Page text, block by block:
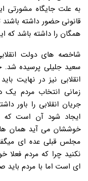
به علت جایگاه مشورتی
قانونی حضور داشته
همگان را داشته باشد که
شاخصه های دولت
سعید جلیلی پرسیده
انقلابی نیز در نهایت
زمانی انتخاب مردم یک
جریان انقلابی را باور
ایجاد شود آن است که
خوششان می آید همان ها
مجلس قبلی عده ای
نکنید چرا که مردم
ای است اما با مردم